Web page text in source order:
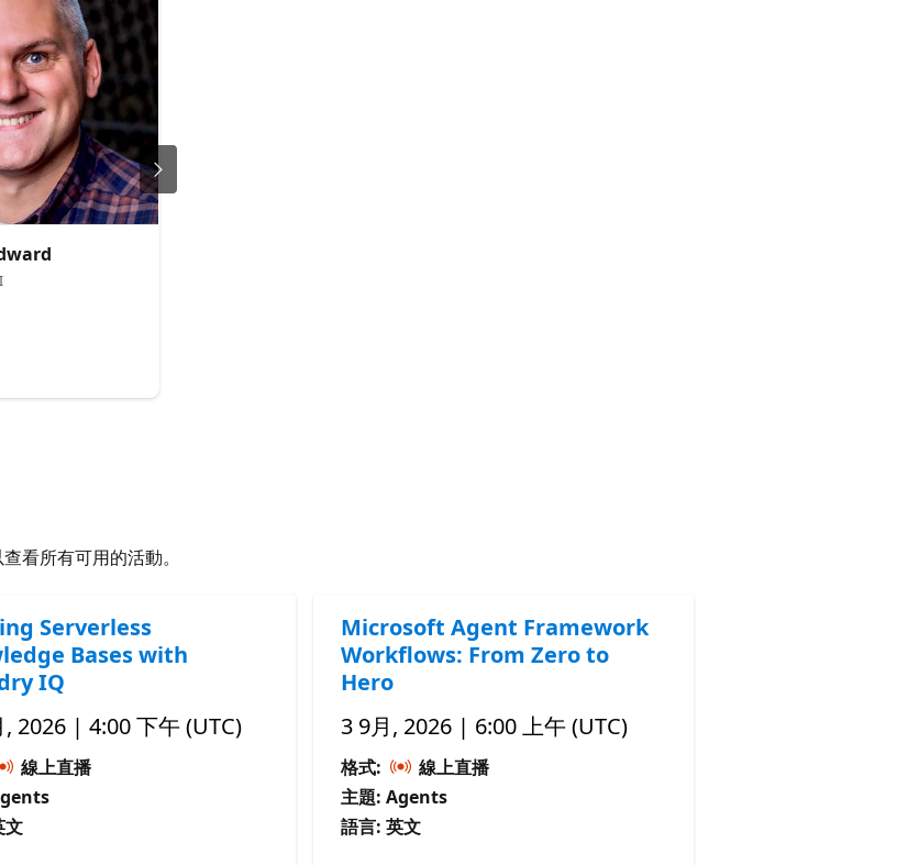
查看所有可用的活動。
Serverless
Bases with
IQ
, 2026 | 4:00 下午 (UTC)
線上直播
文
Microsoft Agent Framework
Workflows: From Zero to
Hero
3 9月, 2026 | 6:00 上午 (UTC)
格式:
線上直播
主題: Agents
語言: 英文